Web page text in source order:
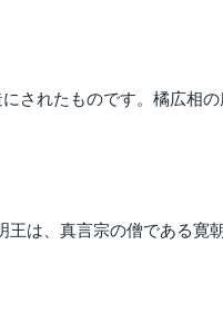
されたものです。橘広相
は、真言宗の僧である